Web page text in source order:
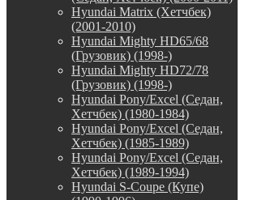
Hyundai Matrix (Хетчбек)
(2001-2010)
Hyundai Mighty HD65/68
(Грузовик) (1998-)
Hyundai Mighty HD72/78
(Грузовик) (1998-)
Hyundai Pony/Excel (Седан,
Хетчбек) (1980-1984)
Hyundai Pony/Excel (Седан,
Хетчбек) (1985-1989)
Hyundai Pony/Excel (Седан,
Хетчбек) (1989-1994)
Hyundai S-Coupe (Купе)